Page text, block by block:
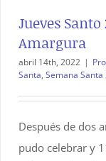
Jueves
Amargura
abril 14th, 2022 |
Santa, Semana Santa
Después de dos
pudo celebrar y